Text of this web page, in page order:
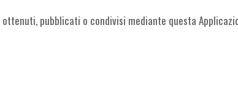
pubblicati o condivisi mediante questa